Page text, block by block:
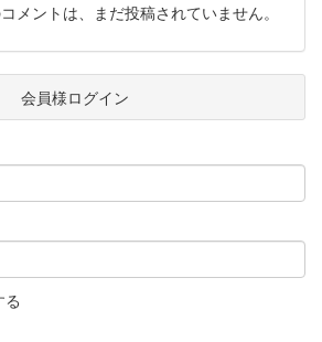
メントは、まだ投稿されていません。
会員様ログイン